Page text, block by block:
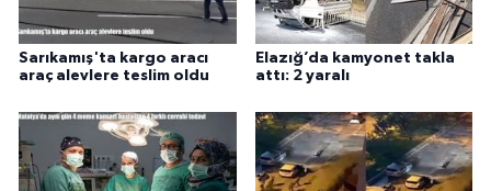
Sarıkamış'ta kargo aracı
araç alevlere teslim oldu
Elazığ’da kamyonet takla
attı: 2 yaralı